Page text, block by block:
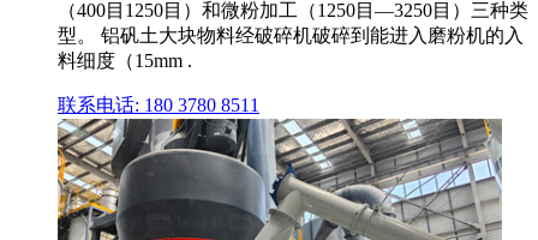
（400目1250目）和微粉加工（1250目—3250目）三种类
型。 铝矾土大块物料经破碎机破碎到能进入磨粉机的入
料细度（15mm .
联系电话: 180 3780 8511